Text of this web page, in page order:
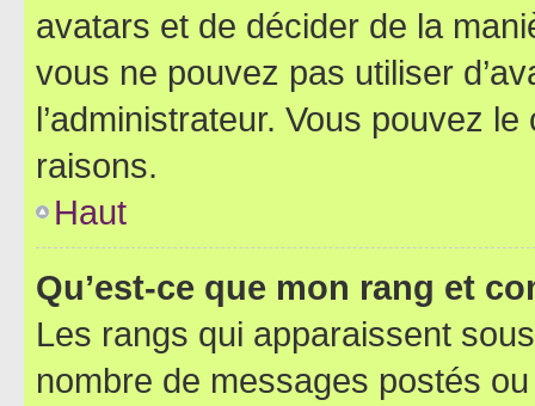
avatars et de décider de la
vous ne pouvez pas utiliser
l’administrateur. Vous pouvez
raisons.
Haut
Qu’est-ce que mon rang et
Les rangs qui apparaissent
nombre de messages postés